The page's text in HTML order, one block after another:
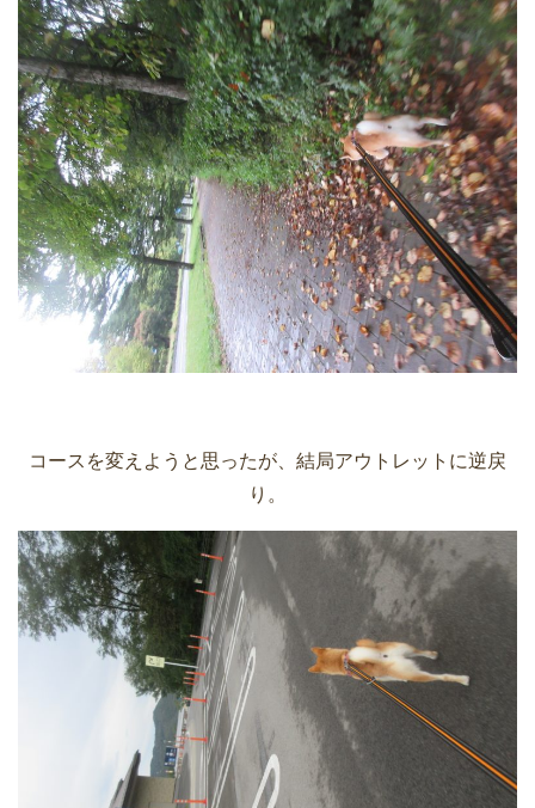
コースを変えようと思ったが、結局アウトレットに逆戻
り。